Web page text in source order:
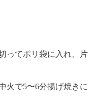
ってポリ袋に入れ、片
火で5〜6分揚げ焼きに